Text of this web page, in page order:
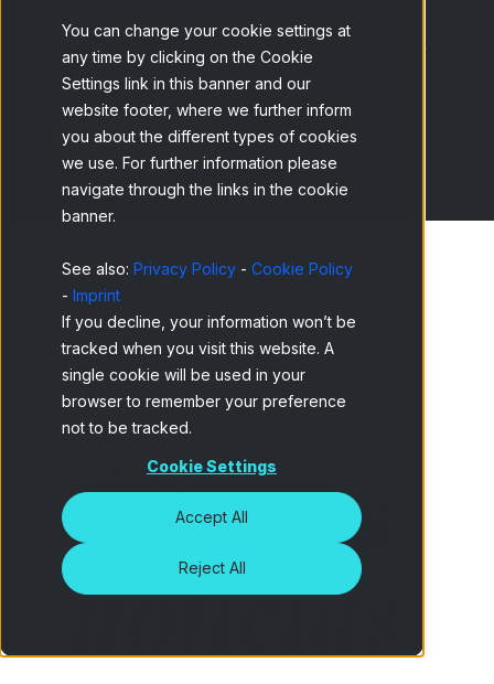
You can change your cookie settings at
any time by clicking on the Cookie
Settings link in this banner and our
website footer, where we further inform
you about the different types of cookies
we use. For further information please
navigate through the links in the cookie
banner.
See also: Privacy Policy - Cookie Policy
- Imprint
If you decline, your information won’t be
tracked when you visit this website. A
single cookie will be used in your
browser to remember your preference
not to be tracked.
Cookie Settings
Accept All
Reject All
Li e aceito aPolítica de Privacidade
Netquest e entendo que posso cancelar
a assinatura a qualquer momento.
Home
Últimas
notícias